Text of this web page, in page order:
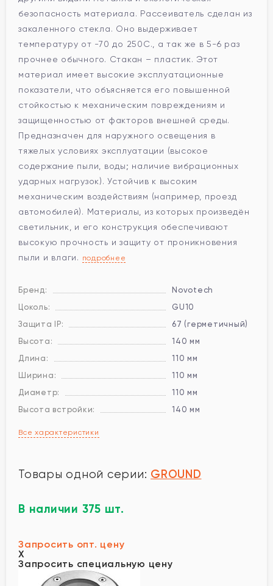
безопасность материала. Рассеиватель сделан из
закаленного стекла. Оно выдерживает
температуру от -70 до 250С., а так же в 5-6 раз
прочнее обычного. Стакан – пластик. Этот
материал имеет высокие эксплуатационные
показатели, что объясняется его повышенной
стойкостью к механическим повреждениям и
защищенностью от факторов внешней среды.
Предназначен для наружного освещения в
тяжелых условиях эксплуатации (высокое
содержание пыли, воды; наличие вибрационных
ударных нагрузок). Устойчив к высоким
механическим воздействиям (например, проезд
автомобилей). Материалы, из которых произведён
светильник, и его конструкция обеспечивают
высокую прочность и защиту от проникновения
пыли и влаги. подробнее
Бренд:
Novotech
Цоколь:
GU10
Защита IP:
67 (герметичный)
Высота:
140 мм
Длина:
110 мм
Ширина:
110 мм
Диаметр:
110 мм
Высота встройки:
140 мм
Все характеристики
Товары одной серии: GROUND
В наличии 375 шт.
Запросить опт. цену
X
Запросить специальную цену